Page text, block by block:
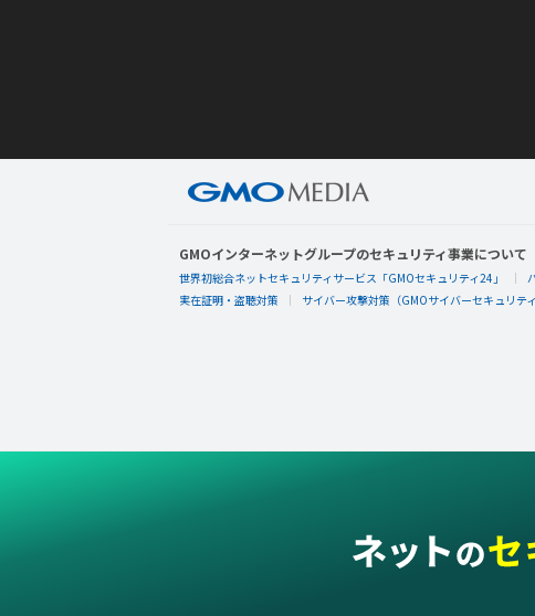
GMOインターネットグループのセキュリティ事業について
世界初総合ネットセキュリティサービス「GMOセキュリティ24」
実在証明・盗聴対策
サイバー攻撃対策（GMOサイバーセキュリテ